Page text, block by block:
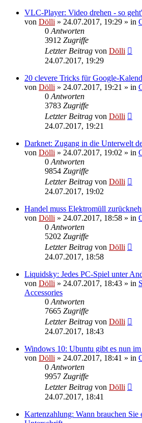
VLC-Player: Video drehen - so
von Dölli » 24.07.2017, 19:29 » in
0 Antworten
3912 Zugriffe
Letzter Beitrag von Dölli
24.07.2017, 19:29
20 clevere Tricks für Google-
von Dölli » 24.07.2017, 19:21 » in
0 Antworten
3783 Zugriffe
Letzter Beitrag von Dölli
24.07.2017, 19:21
Darknet: Zugang in die Unterwelt
von Dölli » 24.07.2017, 19:02 » in
0 Antworten
9854 Zugriffe
Letzter Beitrag von Dölli
24.07.2017, 19:02
Handel muss Elektromüll
von Dölli » 24.07.2017, 18:58 » in
0 Antworten
5202 Zugriffe
Letzter Beitrag von Dölli
24.07.2017, 18:58
Liquidsky: Jedes PC-Spiel unter
von Dölli » 24.07.2017, 18:43 » in
Accessories
0 Antworten
7665 Zugriffe
Letzter Beitrag von Dölli
24.07.2017, 18:43
Windows 10: Ubuntu gibt es nun
von Dölli » 24.07.2017, 18:41 » in
0 Antworten
9957 Zugriffe
Letzter Beitrag von Dölli
24.07.2017, 18:41
Kartenzahlung: Wann brauchen Sie